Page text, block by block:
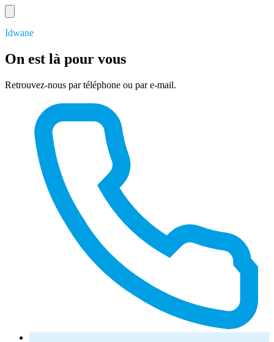
Idwane
On est là pour vous
Retrouvez-nous par téléphone ou par e-mail.